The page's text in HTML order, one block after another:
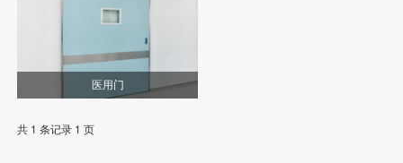
医用门
共 1 条记录 1 页